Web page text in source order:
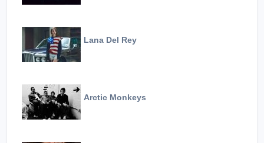
Lana Del Rey
Arctic Monkeys